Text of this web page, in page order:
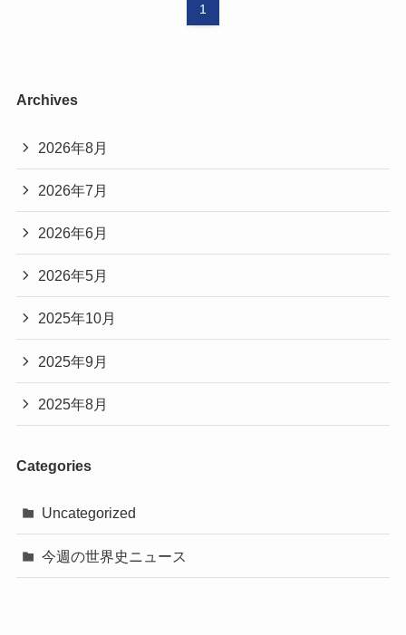
1
Archives
2026年8月
2026年7月
2026年6月
2026年5月
2025年10月
2025年9月
2025年8月
Categories
Uncategorized
今週の世界史ニュース